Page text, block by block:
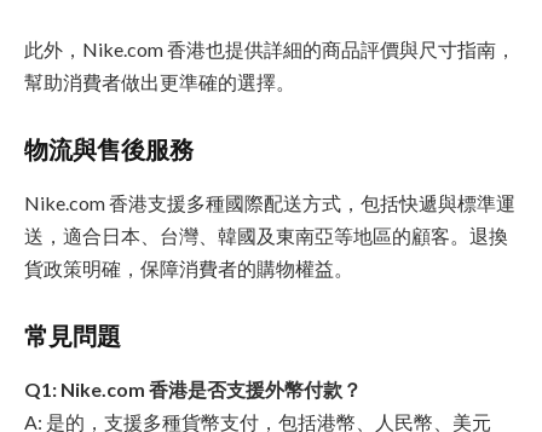
此外，Nike.com 香港也提供詳細的商品評價與尺寸指南，
幫助消費者做出更準確的選擇。
物流與售後服務
Nike.com 香港支援多種國際配送方式，包括快遞與標準運
送，適合日本、台灣、韓國及東南亞等地區的顧客。退換
貨政策明確，保障消費者的購物權益。
常見問題
Q1: Nike.com 香港是否支援外幣付款？
A: 是的，支援多種貨幣支付，包括港幣、人民幣、美元